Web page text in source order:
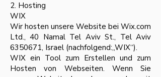
2. Hosting
WIX
Wir hosten unsere Website bei Wix.com
Ltd., 40 Namal Tel Aviv St., Tel Aviv
6350671, Israel (nachfolgend:„WIX“).
WIX ein Tool zum Erstellen und zum
Hosten von Webseiten. Wenn Sie